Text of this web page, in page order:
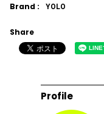
Brand : YOLO
Share
Profile